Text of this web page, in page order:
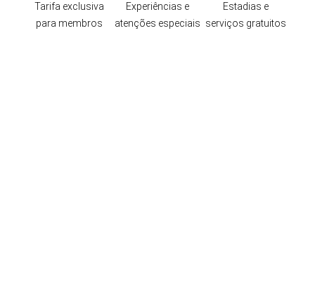
Tarifa exclusiva
para membros
Experiências e
atenções especiais
Estadias e
serviços gratuitos